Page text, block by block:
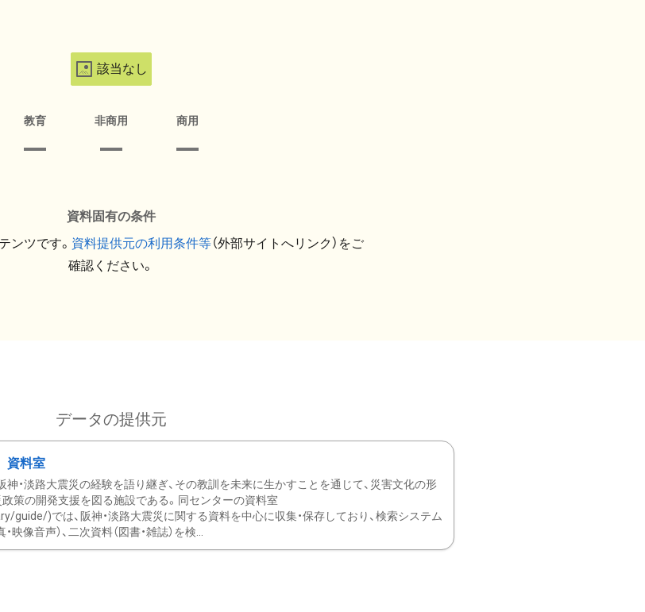
該当なし
教育 非商用 商用
資料固有の条件
ンツです。 資料提供元の利用条件等（外部サイトへリンク）をご
確認ください。
データの提供元
資料室
神・淡路大震災の経験を語り継ぎ、その教訓を未来に生かすことを通じて、災害文化の形
政策の開発支援を図る施設である。同センターの資料室
)では、阪神・淡路大震災に関する資料を中心に収集・保存しており、検索システム
映像音声）、二次資料（図書・雑誌）を検...